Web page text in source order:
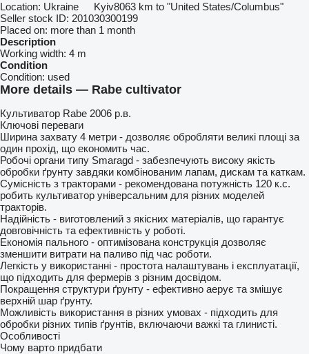
Location: Ukraine Kyiv8063 km to "United States/Columbus"
Seller stock ID: 201030300199
Placed on: more than 1 month
Description
Working width: 4 m
Condition
Condition: used
More details — Rabe cultivator
Культиватор Rabe 2006 р.в.
Ключові переваги
Ширина захвату 4 метри - дозволяє обробляти великі площі за
один прохід, що економить час.
Робочі органи типу Smaragd - забезпечують високу якість
обробки ґрунту завдяки комбінованим лапам, дискам та каткам.
Сумісність з тракторами - рекомендована потужність 120 к.с.
робить культиватор універсальним для різних моделей
тракторів.
Надійність - виготовлений з якісних матеріалів, що гарантує
довговічність та ефективність у роботі.
Економія пального - оптимізована конструкція дозволяє
зменшити витрати на паливо під час роботи.
Легкість у використанні - простота налаштувань і експлуатації,
що підходить для фермерів з різним досвідом.
Покращення структури ґрунту - ефективно аерує та змішує
верхній шар ґрунту.
Можливість використання в різних умовах - підходить для
обробки різних типів ґрунтів, включаючи важкі та глинисті.
Особливості
Чому варто придбати